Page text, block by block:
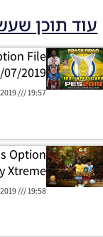
עוד תוכן
File
2019
19:57
Option
Xtreme
19:58